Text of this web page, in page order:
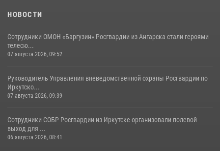
НОВОСТИ
Сотрудники ОМОН «Баргузин» Росгвардии из Ангарска стали героями
телесю...
07 августа 2026, 09:52
Руководитель Управления вневедомственной охраны Росгвардии по
Иркутско...
07 августа 2026, 09:39
Сотрудники СОБР Росгвардии из Иркутске организовали полевой
выход для ...
06 августа 2026, 08:41